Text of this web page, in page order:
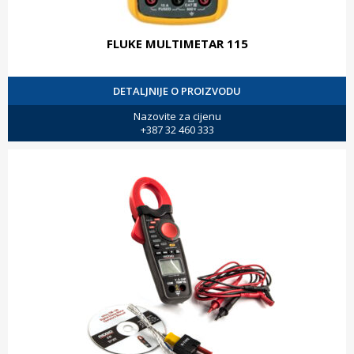
FLUKE MULTIMETAR 115
DETALJNIJE O PROIZVODU
Nazovite za cijenu
+387 32 460 333